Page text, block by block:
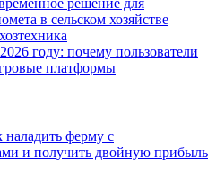
в сельском хозяйстве
году: почему пользователи
платформы
наладить ферму с
и получить двойную прибыль